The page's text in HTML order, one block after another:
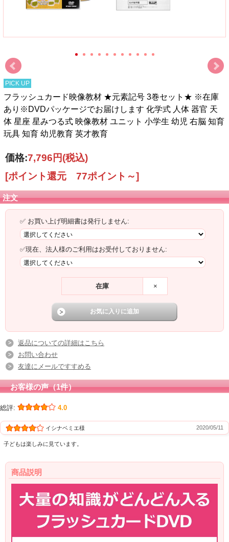
PICK UP
フラッシュカード映像教材 ★元素記号 3巻セット★ ※在庫
あり※DVDパッケージでお届けします 化学式 人体 器官 天
体 星座 星みつる式 映像教材 ユニット 小学生 幼児 右脳 知育
玩具 知育 幼児教育 英才教育
価格:7,796円(税込)
[ポイント還元 77ポイント～]
注文
✅ お買い上げ明細書は発行しません:
✅現在、法人様のご利用はお受付しておりません:
在庫 ×
返品についての詳細はこちら
お問い合わせ
友達にメールですすめる
お客様の声（1件）
総評: 4.0
イシナベミエ様 2020/05/11
子どもは楽しみに見ています。
商品説明